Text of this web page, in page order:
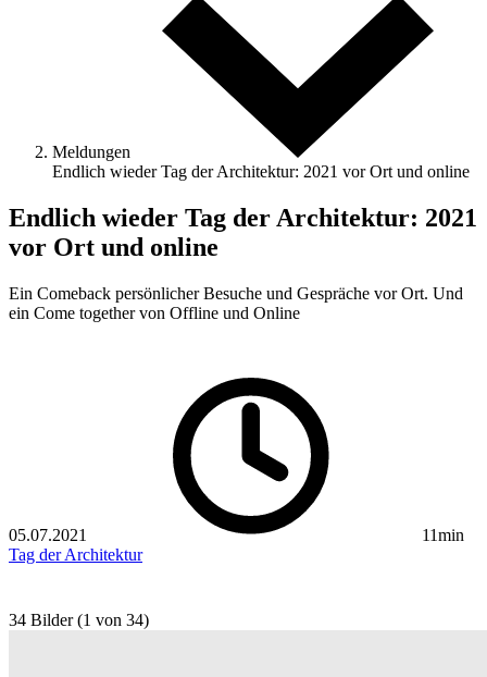
Meldungen
Endlich wieder Tag der Architektur: 2021 vor Ort und online
Endlich wieder Tag der Architektur: 2021
vor Ort und online
Ein Comeback persönlicher Besuche und Gespräche vor Ort. Und
ein Come together von Offline und Online
05.07.2021
11min
Tag der Architektur
34 Bilder (1 von 34)